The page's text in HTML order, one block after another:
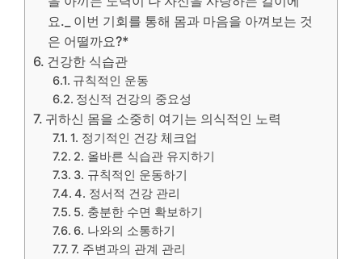
요._ 이번 기회를 통해 몸과 마음을 아껴보는 것
은 어떨까요?*
건강한 식습관
규칙적인 운동
정신적 건강의 중요성
귀하신 몸을 소중히 여기는 의식적인 노력
1. 정기적인 건강 체크업
2. 올바른 식습관 유지하기
3. 규칙적인 운동하기
4. 정서적 건강 관리
5. 충분한 수면 확보하기
6. 나와의 소통하기
7. 주변과의 관계 관리